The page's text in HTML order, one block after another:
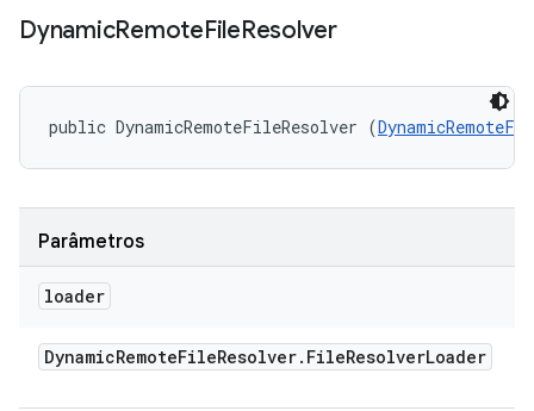
DynamicRemoteFileResolver
public DynamicRemoteFileResolver (
Parâmetros
loader
DynamicRemoteFileResolver. FileResolverLoader